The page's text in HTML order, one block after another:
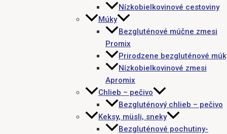
Nízkobielkovinové cestoviny
Múky
Bezgluténové múčne zmesi
Promix
Prirodzene bezgluténové
Nízkobielkovinové zmesi
Apromix
Chlieb – pečivo
Bezgluténový chlieb – pečivo
Keksy, müsli, sneky
Bezgluténové pochutiny-